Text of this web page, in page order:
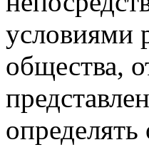
условиями
общества,